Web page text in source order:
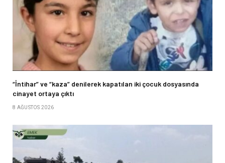
“İntihar” ve “kaza” denilerek kapatılan iki çocuk dosyasında
cinayet ortaya çıktı
8 AĞUSTOS 2026